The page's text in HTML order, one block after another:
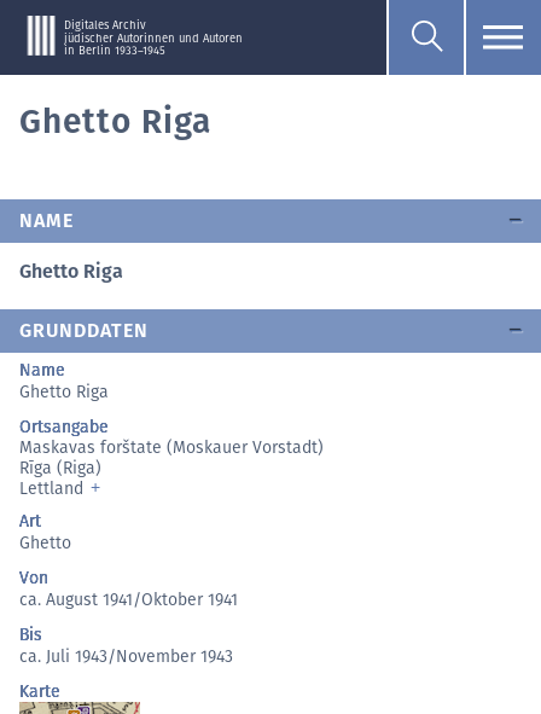
Digitales Archiv
jüdischer Autorinnen und Autoren
in Berlin 1933–1945
Ghetto Riga
NAME
Ghetto Riga
GRUNDDATEN
Name
Ghetto Riga
Ortsangabe
Maskavas forštate (Moskauer Vorstadt)
Rīga (Riga)
Lettland
Art
Ghetto
Von
ca. August 1941/Oktober 1941
Bis
ca. Juli 1943/November 1943
Karte